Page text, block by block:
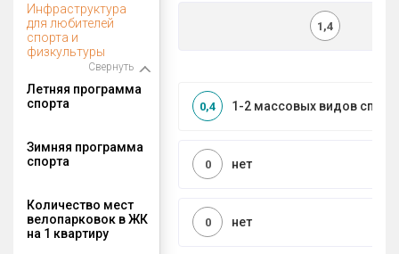
Инфраструктура
для любителей
спорта и
физкультуры
Свернуть
1,4
Летняя программа
спорта
1-2 массовых видов
0,4
Зимняя программа
спорта
нет
0
Количество мест
велопарковок в ЖК
на 1 квартиру
нет
0